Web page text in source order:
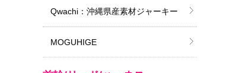
Qwachi：沖縄県産素材ジャーキー
MOGUHIGE